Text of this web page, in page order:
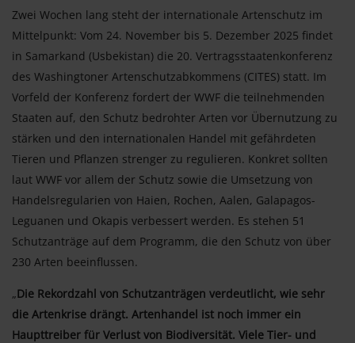
Zwei Wochen lang steht der internationale Artenschutz im
Mittelpunkt: Vom 24. November bis 5. Dezember 2025 findet
in Samarkand (Usbekistan) die 20. Vertragsstaatenkonferenz
des Washingtoner Artenschutzabkommens (CITES) statt. Im
Vorfeld der Konferenz fordert der WWF die teilnehmenden
Staaten auf, den Schutz bedrohter Arten vor Übernutzung zu
stärken und den internationalen Handel mit gefährdeten
Tieren und Pflanzen strenger zu regulieren. Konkret sollten
laut WWF vor allem der Schutz sowie die Umsetzung von
Handelsregularien von Haien, Rochen, Aalen, Galapagos-
Leguanen und Okapis verbessert werden. Es stehen 51
Schutzanträge auf dem Programm, die den Schutz von über
230 Arten beeinflussen.
„Die Rekordzahl von Schutzanträgen verdeutlicht, wie sehr
die Artenkrise drängt. Artenhandel ist noch immer ein
Haupttreiber für Verlust von Biodiversität. Viele Tier- und